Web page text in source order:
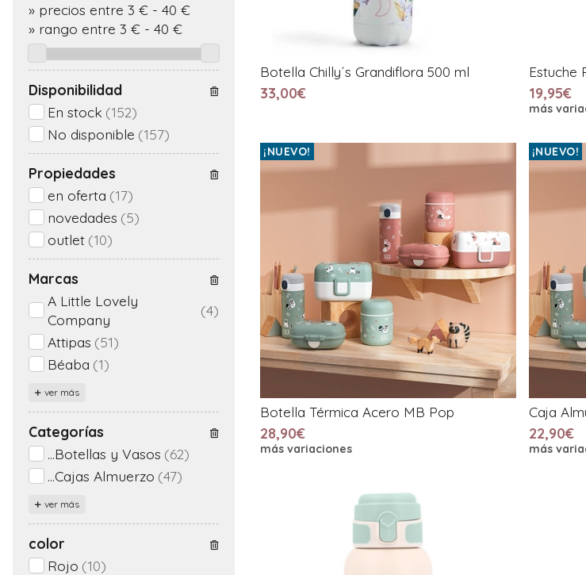
Botella Chilly´s Grandiflora 500 ml
33,00€
Estuche
19,95€
más
¡NUEVO!
Botella Térmica Acero MB Pop
28,90€
más variaciones
¡NUEVO!
Caja
22,90€
más
» precios entre 3 € - 40 €
» rango entre 3 € - 40 €
Disponibilidad
En stock (152)
No disponible (157)
Propiedades
en oferta (17)
novedades (5)
outlet (10)
Marcas
A Little Lovely
Company
(4)
Attipas (51)
Béaba (1)
ver más
Categorías
...Botellas y Vasos (62)
...Cajas Almuerzo (47)
ver más
color
Rojo (10)